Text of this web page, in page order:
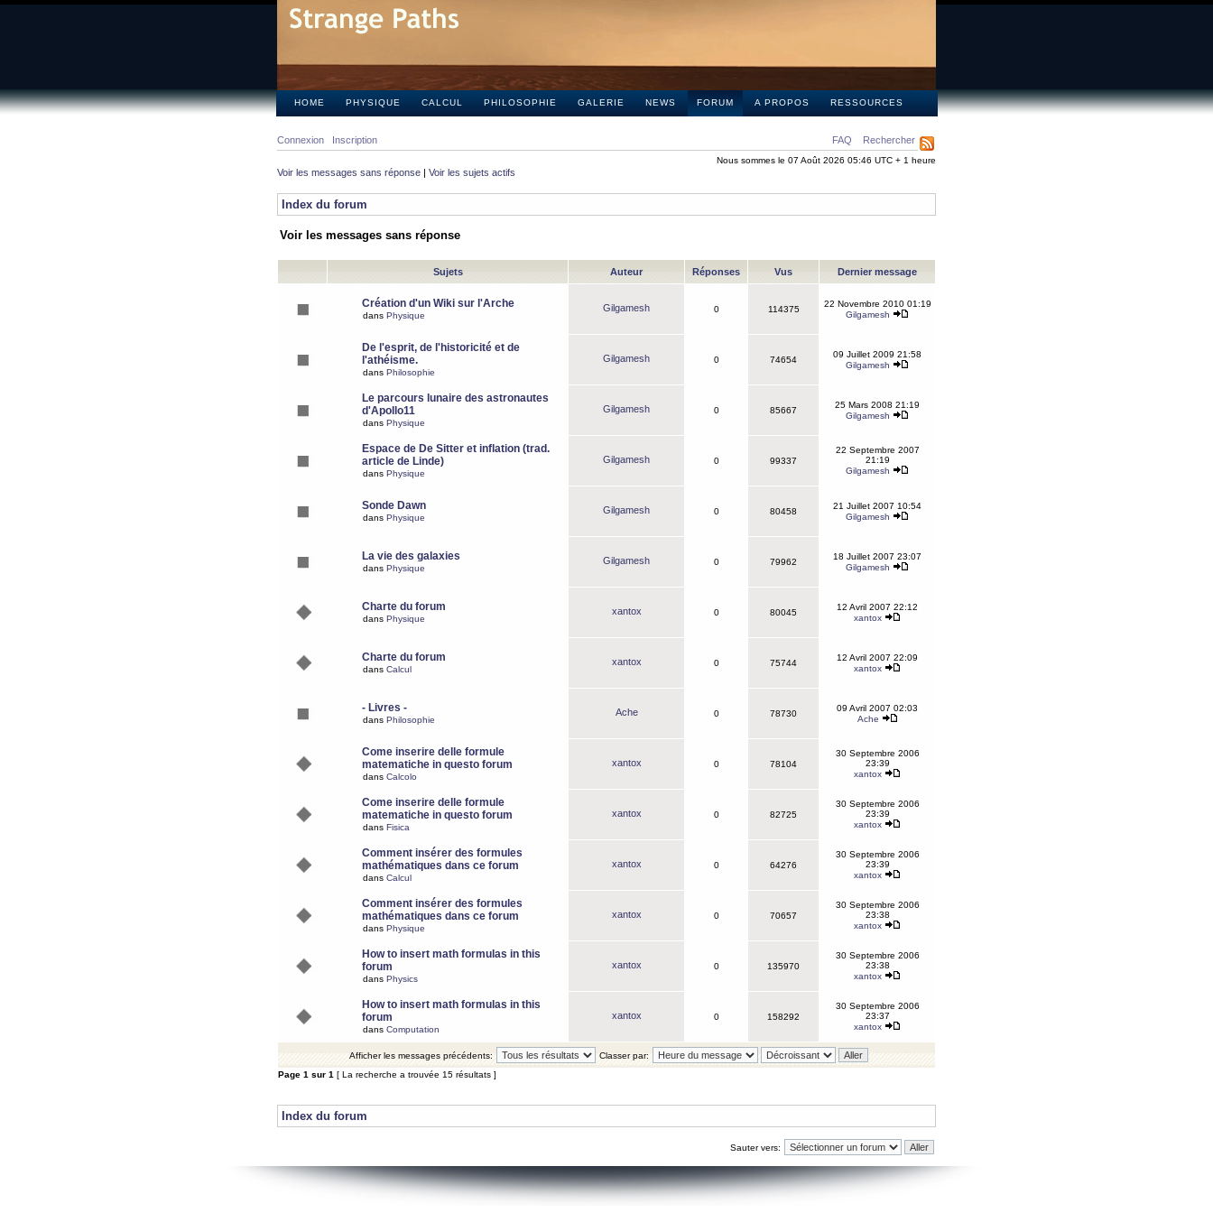
HOME PHYSIQUE CALCUL PHILOSOPHIE GALERIE NEWS FORUM A PROPOS RESSOURCES
FAQ Rechercher
Connexion Inscription
Nous sommes le 07 Août 2026 05:46 UTC + 1 heure
Voir les messages sans réponse | Voir les sujets actifs
Index du forum
Voir les messages sans réponse
Sujets Auteur Réponses Vus Dernier message
Création d'un Wiki sur l'Arche
dans Physique
Gilgamesh 0 114375
22 Novembre 2010 01:19
Gilgamesh
De l'esprit, de l'historicité et de
l'athéisme.
dans Philosophie
Gilgamesh 0 74654
09 Juillet 2009 21:58
Gilgamesh
Le parcours lunaire des astronautes
d'Apollo11
dans Physique
Gilgamesh 0 85667
25 Mars 2008 21:19
Gilgamesh
Espace de De Sitter et inflation (trad.
article de Linde)
dans Physique
Gilgamesh 0 99337
22 Septembre 2007
21:19
Gilgamesh
Sonde Dawn
dans Physique
Gilgamesh 0 80458
21 Juillet 2007 10:54
Gilgamesh
La vie des galaxies
dans Physique
Gilgamesh 0 79962
18 Juillet 2007 23:07
Gilgamesh
Charte du forum
dans Physique
xantox 0 80045
12 Avril 2007 22:12
xantox
Charte du forum
dans Calcul
xantox 0 75744
12 Avril 2007 22:09
xantox
- Livres -
dans Philosophie
Ache 0 78730
09 Avril 2007 02:03
Ache
Come inserire delle formule
matematiche in questo forum
dans Calcolo
xantox 0 78104
30 Septembre 2006
23:39
xantox
Come inserire delle formule
matematiche in questo forum
dans Fisica
xantox 0 82725
30 Septembre 2006
23:39
xantox
Comment insérer des formules
mathématiques dans ce forum
dans Calcul
xantox 0 64276
30 Septembre 2006
23:39
xantox
Comment insérer des formules
mathématiques dans ce forum
dans Physique
xantox 0 70657
30 Septembre 2006
23:38
xantox
How to insert math formulas in this
forum
dans Physics
xantox 0 135970
30 Septembre 2006
23:38
xantox
How to insert math formulas in this
forum
dans Computation
xantox 0 158292
30 Septembre 2006
23:37
xantox
Afficher les messages précédents:
Classer par:
Page 1 sur 1 [ La recherche a trouvée 15 résultats ]
Index du forum
Sauter vers: